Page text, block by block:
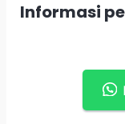
Informasi